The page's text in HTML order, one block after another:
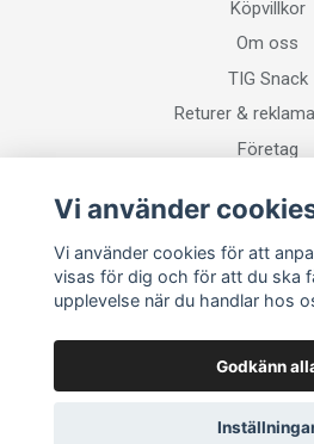
Köpvillkor
Om oss
TIG Snack
Returer &
Företag
Sociala
© 2026 Svetsgrossisten–
Vi använder
Vi använder cookies för att
visas för dig och för att du ska
upplevelse när du handlar hos
Godkänn